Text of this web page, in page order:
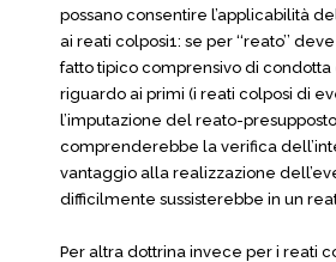
possano consentire l’applicabilità
ai reati colposi1: se per ‘‘reato’’
fatto tipico comprensivo di condotta
riguardo ai primi (i reati colposi di
l’imputazione del reato-presupposto
comprenderebbe la verifica
vantaggio alla realizzazione
difficilmente sussisterebbe in un
Per altra dottrina invece per i reati